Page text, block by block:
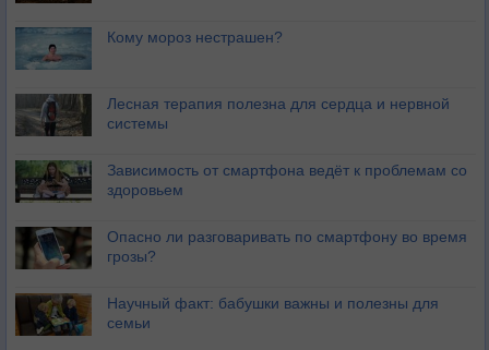
Кому мороз нестрашен?
Лесная терапия полезна для сердца и нервной
системы
Зависимость от смартфона ведёт к проблемам со
здоровьем
Опасно ли разговаривать по смартфону во время
грозы?
Научный факт: бабушки важны и полезны для
семьи